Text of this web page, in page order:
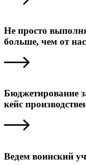
Не просто
больше, чем от
Бюджетирование
кейс
Ведем воинский